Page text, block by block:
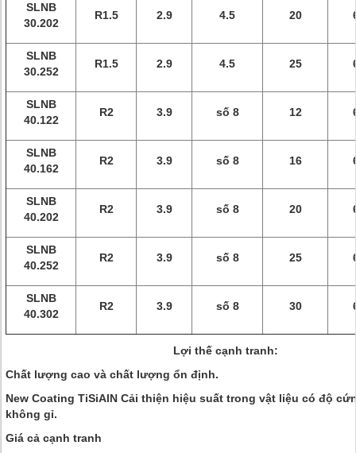
SLNB
30.202
R1.5 2.9 4.5 20
SLNB
30.252
R1.5 2.9 4.5 25
SLNB
40.122
R2 3.9 số 8 12
SLNB
40.162
R2 3.9 số 8 16
SLNB
40.202
R2 3.9 số 8 20
SLNB
40.252
R2 3.9 số 8 25
SLNB
40.302
R2 3.9 số 8 30
Lợi thế cạnh tranh:
Chất lượng cao và chất lượng ổn định.
New Coating TiSiAlN Cải thiện hiệu suất trong vật liệu có độ
không gỉ.
Giá cả cạnh tranh